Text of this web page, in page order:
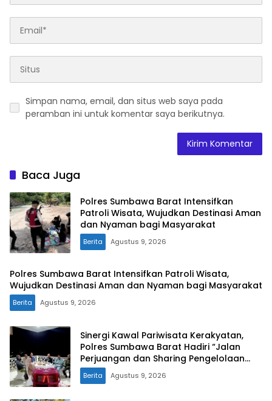
Simpan nama, email, dan situs web saya pada
peramban ini untuk komentar saya berikutnya.
Baca Juga
Polres Sumbawa Barat Intensifkan
Patroli Wisata, Wujudkan Destinasi Aman
dan Nyaman bagi Masyarakat
Berita Agustus 9, 2026
Polres Sumbawa Barat Intensifkan Patroli Wisata,
Wujudkan Destinasi Aman dan Nyaman bagi Masyarakat
Berita Agustus 9, 2026
Sinergi Kawal Pariwisata Kerakyatan,
Polres Sumbawa Barat Hadiri “Jalan
Perjuangan dan Sharing Pengelolaan
Pariwisata Bendungan Tiu Suntuk”
Berita Agustus 9, 2026